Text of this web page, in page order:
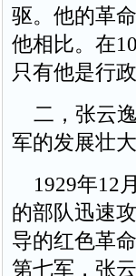
驱。他的革
他相比。在
只有他是行
二，张云逸
军的发展壮
1929年12
的部队迅速
导的红色革
第七军，张